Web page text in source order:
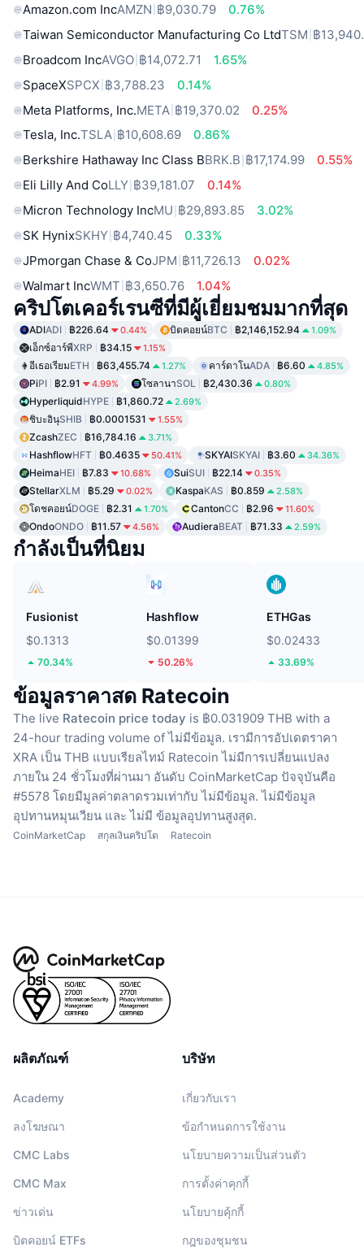
Amazon.com IncAMZN ฿9,030.79
0.76%
Taiwan Semiconductor Manufacturing Co LtdTSM ฿
Broadcom IncAVGO ฿14,072.71
1.65%
SpaceXSPCX ฿3,788.23
0.14%
Meta Platforms, Inc.META ฿19,370.02
0.25%
Tesla, Inc.TSLA ฿10,608.69
0.86%
Berkshire Hathaway Inc Class BBRK.B ฿17,174.99
0.55%
Eli Lilly And CoLLY ฿39,181.07
0.14%
Micron Technology IncMU ฿29,893.85
3.02%
SK HynixSKHY ฿4,740.45
0.33%
JPmorgan Chase & CoJPM ฿11,726.13
0.02%
Walmart IncWMT ฿3,650.76 1.04%
คริปโตเคอร์เรนซีที่มีผู้เยี่ยมชมมากที่สุด
ADIADI ฿226.64 0.44% บิตคอยน์BTC ฿2,146,152.94 1.09%
เอ็กซ์อาร์พีXRP ฿34.15 1.15%
อีเธอเรียมETH ฿63,455.74 1.27% คาร์ดาโนADA ฿6.60 4.85%
PiPI ฿2.91 4.99% โซลานาSOL ฿2,430.36 0.80%
HyperliquidHYPE ฿1,860.72 2.69%
ชิบะอินุSHIB ฿0.0001531 1.55%
ZcashZEC ฿16,784.16 3.71%
HashflowHFT ฿0.4635 50.41% SKYAISKYAI ฿3.60 34.36%
HeimaHEI ฿7.83 10.68% SuiSUI ฿22.14 0.35%
StellarXLM ฿5.29 0.02% KaspaKAS ฿0.859 2.58%
โดชคอยน์DOGE ฿2.31 1.70% CantonCC ฿2.96 11.60%
OndoONDO ฿11.57 4.56% AudieraBEAT ฿71.33 2.59%
กำลังเป็นที่นิยม
Fusionist
$0.1313
70.34%
Hashflow
$0.01399
50.26%
ETHGas
$0.02433
33.69%
ข้อมูลราคาสด Ratecoin
The live Ratecoin price today is ฿0.031909 THB with a
24-hour trading volume of ไม่มีข้อมูล. เรามีการอัปเดตราคา
XRA เป็น THB แบบเรียลไทม์ Ratecoin ไม่มีการเปลี่ยนแปลง
ภายใน 24 ชั่วโมงที่ผ่านมา อันดับ CoinMarketCap ปัจจุบันคือ
#5578 โดยมีมูลค่าตลาดรวมเท่ากับ ไม่มีข้อมูล. ไม่มีข้อมูล
อุปทานหมุนเวียน และ ไม่มี ข้อมูลอุปทานสูงสุด.
CoinMarketCap สกุลเงินคริปโต Ratecoin
ผลิตภัณฑ์
Academy
ลงโฆษณา
CMC Labs
CMC Max
ข่าวเด่น
บิตคอยน์ ETFs
บริษัท
เกี่ยวกับเรา
ข้อกำหนดการใช้งาน
นโยบายความเป็นส่วนตัว
การตั้งค่าคุกกี้
นโยบายคุ้กกี้
กฎของชุมชน